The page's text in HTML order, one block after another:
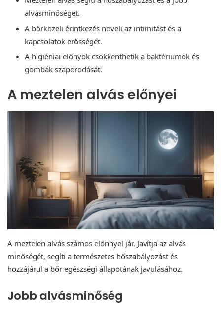
alvásminőséget.
A bőrközeli érintkezés növeli az intimitást és a
kapcsolatok erősségét.
A higiéniai előnyök csökkenthetik a baktériumok és
gombák szaporodását.
A meztelen alvás előnyei
A meztelen alvás számos előnnyel jár. Javítja az alvás
minőségét, segíti a természetes hőszabályozást és
hozzájárul a bőr egészségi állapotának javulásához.
Jobb alvásminőség